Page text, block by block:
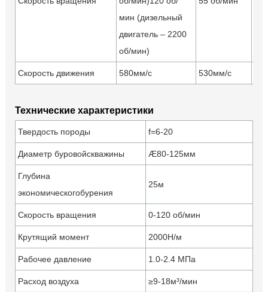
мин (дизельный
двигатель – 2200
об/мин)
Скорость движения 580мм/с 530мм/с
Технические характеристики
Твердость породы f=6-20
Диаметр буровойскважины Æ80-125мм
Глубина
экономическогобурения
25м
Скорость вращения 0-120 об/мин
Крутящий момент 2000Н/м
Рабочее давление 1.0-2.4 МПа
Расход воздуха ≥9-18м³/мин